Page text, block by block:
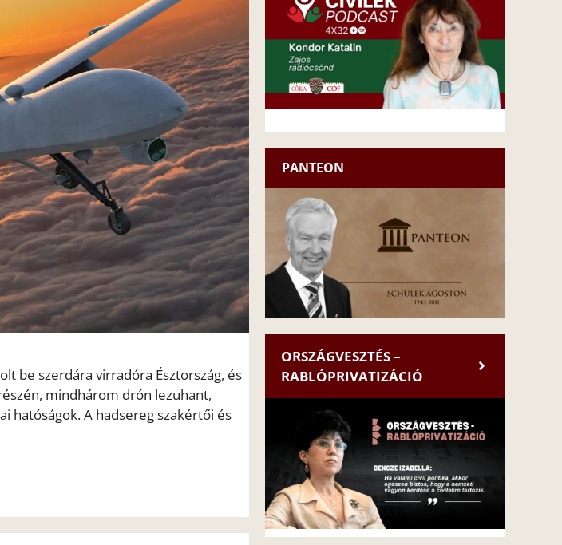
be szerdára virradóra Észtország, és
mindhárom drón lezuhant,
hatóságok. A hadsereg szakértői és
PANTEON
ORSZÁGVESZTÉS –
RABLÓPRIVATIZÁCIÓ